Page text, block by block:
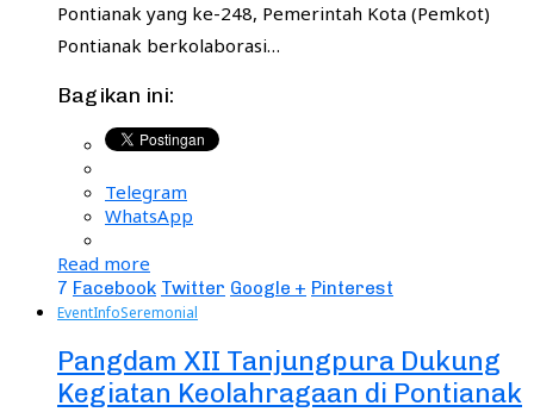
Pontianak yang ke-248, Pemerintah Kota (Pemkot)
Pontianak berkolaborasi…
Bagikan ini:
Telegram
WhatsApp
Read more
7 Facebook Twitter Google + Pinterest
EventInfoSeremonial
Pangdam XII Tanjungpura Dukung
Kegiatan Keolahragaan di Pontianak